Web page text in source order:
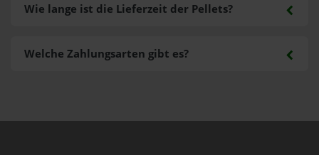
Welche Zahlungsarten gibt es?
Wie lange ist die Lieferzeit der Pellets?